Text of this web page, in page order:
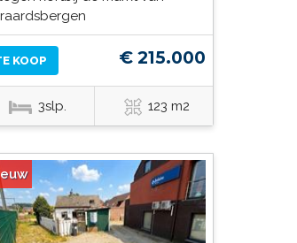
KOOP € 215.000
3slp. 123 m2